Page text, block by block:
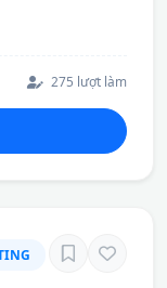
275 lượt làm